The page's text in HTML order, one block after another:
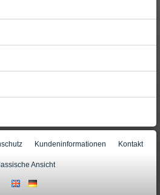
Kundeninformationen Kontakt
Ansicht